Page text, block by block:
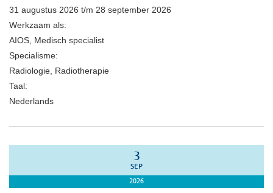
31 augustus 2026 t/m 28 september 2026
Werkzaam als:
AIOS, Medisch specialist
Specialisme:
Radiologie, Radiotherapie
Taal:
Nederlands
3
SEP
2026